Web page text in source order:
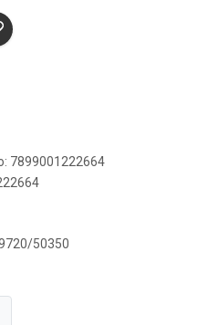
7899001222664
50350